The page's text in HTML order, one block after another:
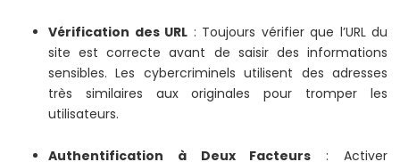
Vérification des URL : Toujours vérifier que l’URL du
site est correcte avant de saisir des informations
sensibles. Les cybercriminels utilisent des adresses
très similaires aux originales pour tromper les
utilisateurs.
Authentification à Deux Facteurs : Activer